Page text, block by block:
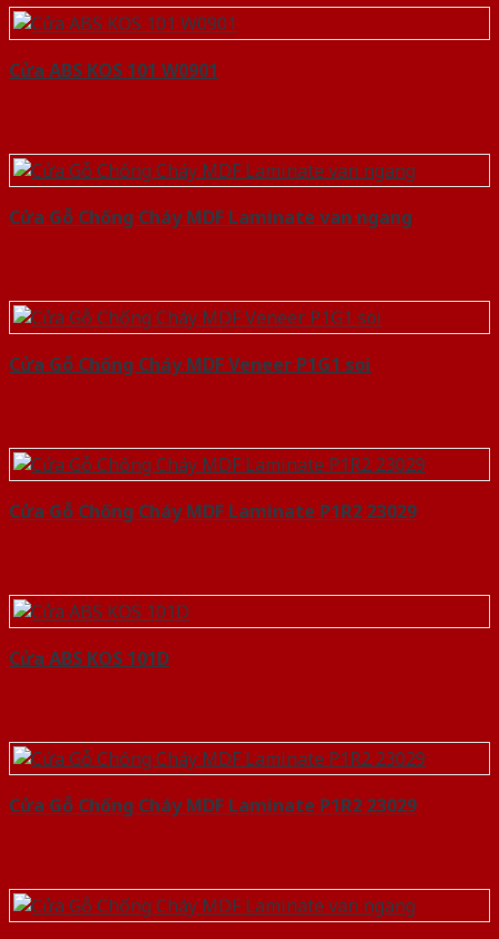
Cửa ABS KOS 101 W0901
Cửa Gỗ Chống Cháy MDF Laminate van ngang
Cửa Gỗ Chống Cháy MDF Veneer P1G1 soi
Cửa Gỗ Chống Cháy MDF Laminate P1R2 23029
Cửa ABS KOS 101D
Cửa Gỗ Chống Cháy MDF Laminate P1R2 23029